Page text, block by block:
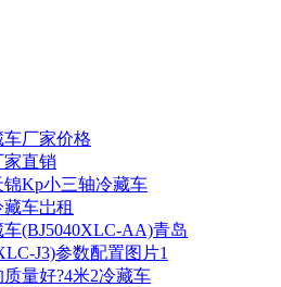
厂家价格
直销
Kp小三轴冷藏车
车岀租
(BJ5040XLC-AA)青岛
J3)参数配置图片1
量好?4米2冷藏车